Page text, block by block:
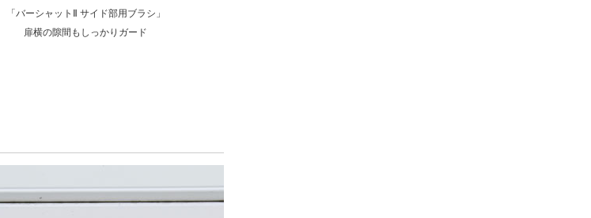
「バーシャットⅡ サイド部用ブラシ」
扉横の隙間もしっかりガード